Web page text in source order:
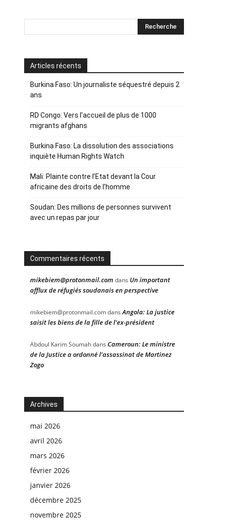
Articles récents
Burkina Faso: Un journaliste séquestré depuis 2
ans
RD Congo: Vers l’accueil de plus de 1000
migrants afghans
Burkina Faso: La dissolution des associations
inquiète Human Rights Watch
Mali: Plainte contre l’Etat devant la Cour
africaine des droits de l’homme
Soudan: Des millions de personnes survivent
avec un repas par jour
Commentaires récents
mikebiem@protonmail.com dans Un important
afflux de réfugiés soudanais en perspective
mikebiem@protonmail.comdansAngola: La justice
saisit les biens de la fille de l’ex-président
Abdoul Karim Soumahdans Cameroun: Le ministre
de la Justice a ordonné l’assassinat de Martinez
Zogo
Archives
mai 2026
avril 2026
mars 2026
février 2026
janvier 2026
décembre 2025
novembre 2025